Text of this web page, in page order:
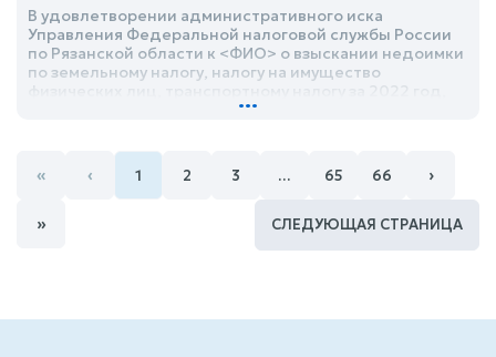
В удовлетворении административного иска
Управления Федеральной налоговой службы России
по Рязанской области к <ФИО> о взыскании недоимки
по земельному налогу, налогу на имущество
...
« ‹ 1 2 3 … 65 66 ›
» СЛЕДУЮЩАЯ СТРАНИЦА